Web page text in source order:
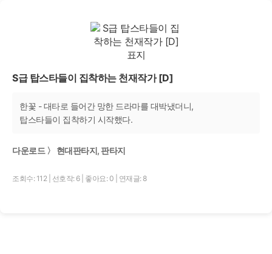
S급 탑스타들이 집착하는 천재작가 [D]
한꽃 - 대타로 들어간 망한 드라마를 대박냈더니,
탑스타들이 집착하기 시작했다.
다운로드 〉 현대판타지, 판타지
조회수: 112 선호작: 6 좋아요: 0 연재글: 8